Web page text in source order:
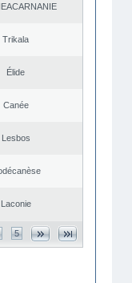
Trikala
Élide
Canée
Lesbos
Laconie
5